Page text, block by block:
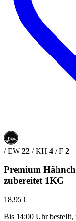
حلال
HALAL
/ EW 22 / KH 4 / F 2
Premium
zubereitet 1KG
18,95 €
Bis 14:00 Uhr bestellt,